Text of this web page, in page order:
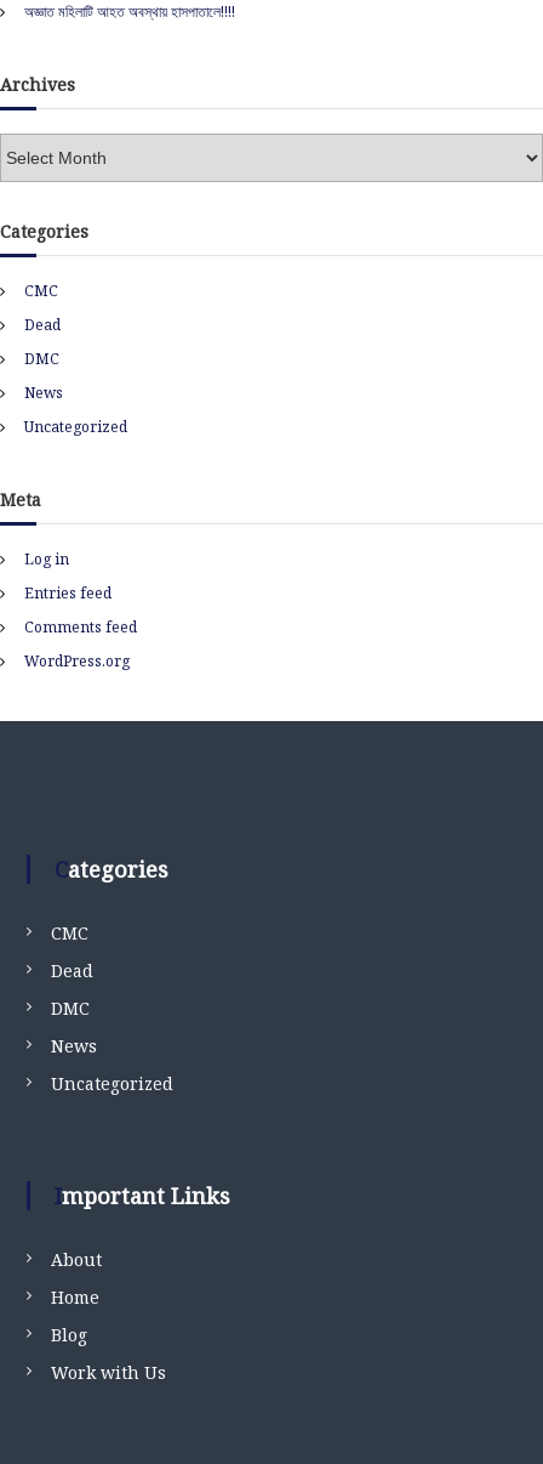
অজ্ঞাত মহিলাটি আহত অবস্থায় হাসপাতালে!!!!
Archives
h
e
s
Categories
CMC
Dead
DMC
News
Uncategorized
Meta
Log in
Entries feed
Comments feed
WordPress.org
Categories
CMC
Dead
DMC
News
Uncategorized
Important Links
About
Home
Blog
Work with Us